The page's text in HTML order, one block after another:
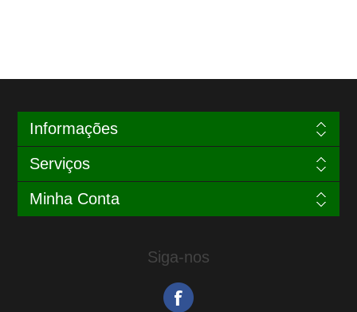
Informações
Serviços
Minha Conta
Siga-nos